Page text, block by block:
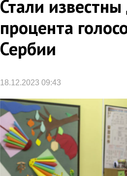
Стали
процента
Сербии
18.12.2023 09:43